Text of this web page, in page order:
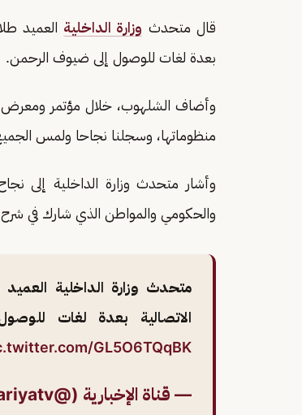
قال متحدث وزارة الداخلية العميد
بعدة لغات للوصول إلى ضيوف الرحمن.
وأضاف الشلهوب، خلال مؤتمر ومعرض
منظوماتها، وسجلنا نجاحا ولمس
وأشار متحدث وزارة الداخلية إلى
والحكومي والمواطن الذي شارك في شرح
متحدث وزارة الداخلية
الاتصالية بعدة لغات
GL5O6TQqBK
— قناة الإخبارية (@alekhbariyatv)